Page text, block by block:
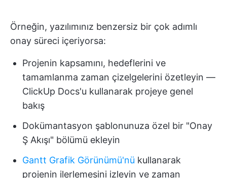
Örneğin, yazılımınız benzersiz bir çok adımlı
onay süreci içeriyorsa:
Projenin kapsamını, hedeflerini ve
tamamlanma zaman çizelgelerini özetleyin —
ClickUp Docs'u kullanarak projeye genel
bakış
Dokümantasyon şablonunuza özel bir "Onay
Ş Akışı" bölümü ekleyin
Gantt Grafik Görünümü'nü kullanarak
projenin ilerlemesini izleyin ve zaman